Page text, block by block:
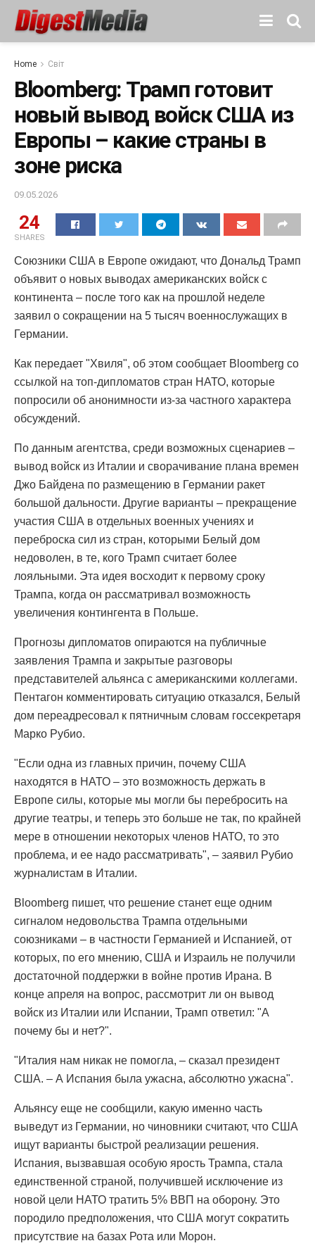
Home Світ
Bloomberg: Трамп готовит
новый вывод войск США из
Европы – какие страны в
зоне риска
09.05.2026
24
SHARES
Союзники США в Европе ожидают, что Дональд Трамп
объявит о новых выводах американских войск с
континента – после того как на прошлой неделе
заявил о сокращении на 5 тысяч военнослужащих в
Германии.
Как передает "Хвиля", об этом сообщает Bloomberg со
ссылкой на топ-дипломатов стран НАТО, которые
попросили об анонимности из-за частного характера
обсуждений.
По данным агентства, среди возможных сценариев –
вывод войск из Италии и сворачивание плана времен
Джо Байдена по размещению в Германии ракет
большой дальности. Другие варианты – прекращение
участия США в отдельных военных учениях и
переброска сил из стран, которыми Белый дом
недоволен, в те, кого Трамп считает более
лояльными. Эта идея восходит к первому сроку
Трампа, когда он рассматривал возможность
увеличения контингента в Польше.
Прогнозы дипломатов опираются на публичные
заявления Трампа и закрытые разговоры
представителей альянса с американскими коллегами.
Пентагон комментировать ситуацию отказался, Белый
дом переадресовал к пятничным словам госсекретаря
Марко Рубио.
"Если одна из главных причин, почему США
находятся в НАТО – это возможность держать в
Европе силы, которые мы могли бы перебросить на
другие театры, и теперь это больше не так, по крайней
мере в отношении некоторых членов НАТО, то это
проблема, и ее надо рассматривать", – заявил Рубио
журналистам в Италии.
Bloomberg пишет, что решение станет еще одним
сигналом недовольства Трампа отдельными
союзниками – в частности Германией и Испанией, от
которых, по его мнению, США и Израиль не получили
достаточной поддержки в войне против Ирана. В
конце апреля на вопрос, рассмотрит ли он вывод
войск из Италии или Испании, Трамп ответил: "А
почему бы и нет?".
"Италия нам никак не помогла, – сказал президент
США. – А Испания была ужасна, абсолютно ужасна".
Альянсу еще не сообщили, какую именно часть
выведут из Германии, но чиновники считают, что США
ищут варианты быстрой реализации решения.
Испания, вызвавшая особую ярость Трампа, стала
единственной страной, получившей исключение из
новой цели НАТО тратить 5% ВВП на оборону. Это
породило предположения, что США могут сократить
присутствие на базах Рота или Морон.